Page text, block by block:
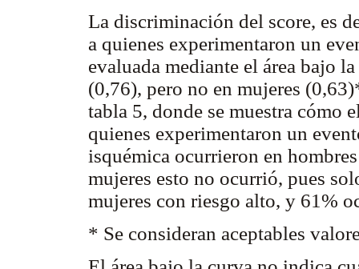
La discriminación del score, es
a quienes experimentaron un
evaluada mediante el área bajo
(0,76), pero no en mujeres
tabla 5, donde se muestra cómo
quienes experimentaron un
isquémica ocurrieron en
mujeres esto no ocurrió, pues
mujeres con riesgo alto, y 61%
* Se consideran aceptables